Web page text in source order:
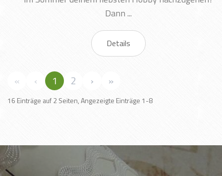
Dann ...
Details
« ‹ 1 2 › »
16 Einträge auf 2 Seiten, Angezeigte Einträge 1-8